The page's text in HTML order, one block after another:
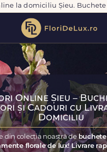
la domiciliu Șieu. Buchete
Online Șieu –
și Cadouri cu
Domiciliu
din colecția noastră de
florale de lux! Livrare